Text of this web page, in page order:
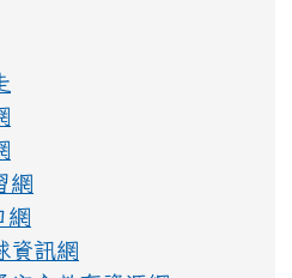
網
網
資訊網